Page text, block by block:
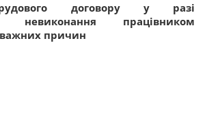
договору у разі
невиконання працівником
причин